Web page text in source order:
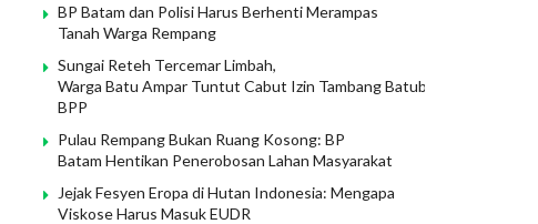
BP Batam dan Polisi Harus Berhenti Merampas
Tanah Warga Rempang
Sungai Reteh Tercemar Limbah,
Warga Batu Ampar Tuntut Cabut Izin Tambang Batubara PT
BPP
Pulau Rempang Bukan Ruang Kosong: BP
Batam Hentikan Penerobosan Lahan Masyarakat
Jejak Fesyen Eropa di Hutan Indonesia: Mengapa
Viskose Harus Masuk EUDR